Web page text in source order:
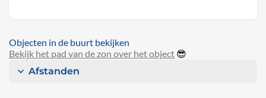
Objecten in de buurt bekijken
Bekijk het pad van de zon over het object 😎
Afstanden